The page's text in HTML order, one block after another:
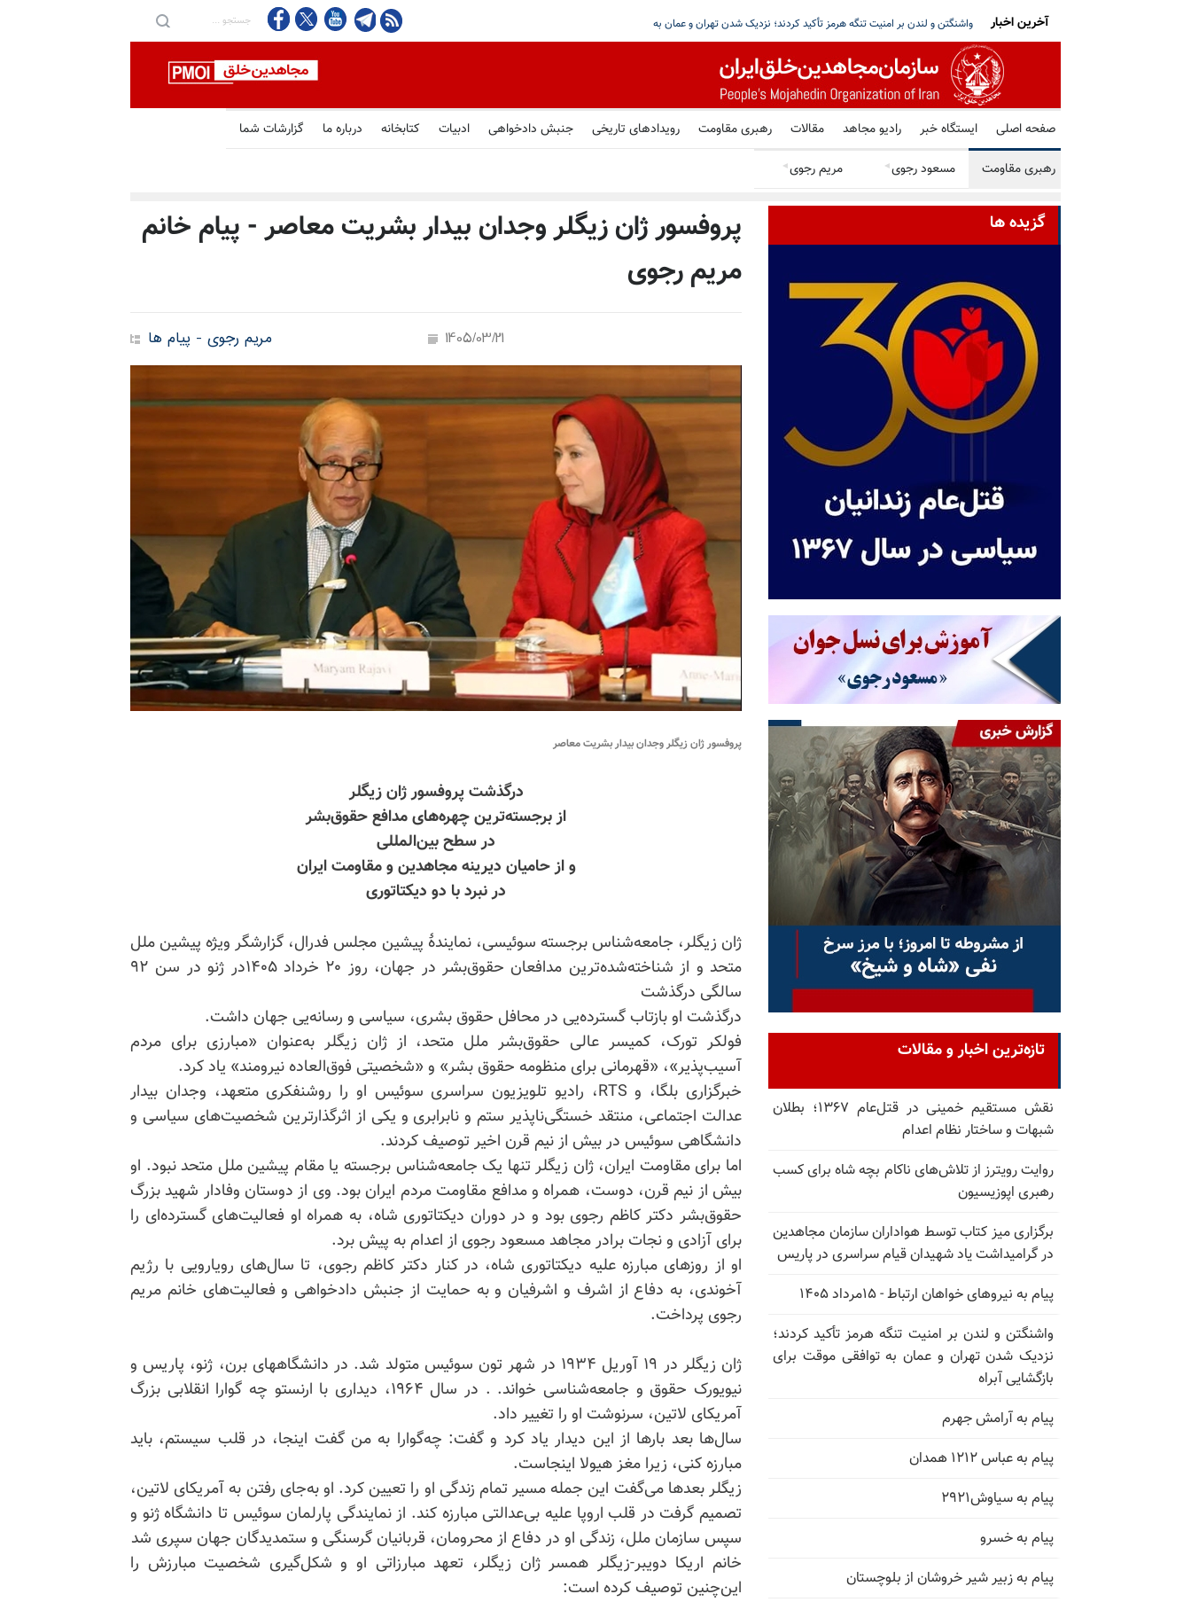
۱۴ میلیون و ۶۲۸ هزار و ۵۹۵ تلاش برای حمله سایبری علیه زیرساخت‌های اکو سیستم جابه‌جایی با زور و محرومیت‌های ضدانسانی
آخرین اخبار
صفحه اصلی ایستگاه خبر رادیو مجاهد مقالات رهبری مقاومت رویدادهای تاریخی جنبش دادخواهی ادبیات کتابخانه درباره ما گزارشات شما
رهبری مقاومت مسعود رجوی◄ مریم رجوی◄
پروفسور ژان زیگلر وجدان بیدار بشریت معاصر - پیام خانم
مریم رجوی
مریم رجوی - پیام ها 1405/03/21
پروفسور ژان زیگلر وجدان بیدار بشریت معاصر
درگذشت پروفسور ژان زیگلر
از برجسته‌ترین چهره‌های مدافع حقوق‌بشر
در سطح بین‌المللی
و از حامیان دیرینه مجاهدین و مقاومت ایران
در نبرد با دو دیکتاتوری
ژان زیگلر، جامعه‌شناس برجسته سوئیسی، نمایندهٔ پیشین مجلس فدرال، گزارشگر ویژه پیشین ملل
متحد و از شناخته‌شده‌ترین مدافعان حقوق‌بشر در جهان، روز ۲۰ خرداد ۱۴۰۵در ژنو در سن ۹۲
سالگی درگذشت
درگذشت او بازتاب گسترده‌یی در محافل حقوق بشری، سیاسی و رسانه‌یی جهان داشت.
فولکر تورک، کمیسر عالی حقوق‌بشر ملل متحد، از ژان زیگلر به‌عنوان «مبارزی برای مردم
آسیب‌پذیر»، «قهرمانی برای منظومه حقوق بشر» و «شخصیتی فوق‌العاده نیرومند» یاد کرد.
خبرگزاری بلگا، و RTS، رادیو تلویزیون سراسری سوئیس او را روشنفکری متعهد، وجدان بیدار
عدالت اجتماعی، منتقد خستگی‌ناپذیر ستم و نابرابری و یکی از اثرگذارترین شخصیت‌های سیاسی و
دانشگاهی سوئیس در بیش از نیم قرن اخیر توصیف کردند.
اما برای مقاومت ایران، ژان زیگلر تنها یک جامعه‌شناس برجسته یا مقام پیشین ملل متحد نبود. او
بیش از نیم قرن، دوست، همراه و مدافع مقاومت مردم ایران بود. وی از دوستان وفادار شهید بزرگ
حقوق‌بشر دکتر کاظم رجوی بود و در دوران دیکتاتوری شاه، به همراه او فعالیت‌های گسترده‌ای را
برای آزادی و نجات برادر مجاهد مسعود رجوی از اعدام به پیش برد.
او از روزهای مبارزه علیه دیکتاتوری شاه، در کنار دکتر کاظم رجوی، تا سال‌های رویارویی با رژیم
آخوندی، به دفاع از اشرف و اشرفیان و به حمایت از جنبش دادخواهی و فعالیت‌های خانم مریم
رجوی پرداخت.
ژان زیگلر در ۱۹ آوریل ۱۹۳۴ در شهر تون سوئیس متولد شد. در دانشگاههای برن، ژنو، پاریس و
نیویورک حقوق و جامعه‌شناسی خواند. . در سال ۱۹۶۴، دیداری با ارنستو چه گوارا انقلابی بزرگ
آمریکای لاتین، سرنوشت او را تغییر داد.
سال‌ها بعد بارها از این دیدار یاد کرد و گفت: چه‌گوارا به من گفت اینجا، در قلب سیستم، باید
مبارزه کنی، زیرا مغز هیولا اینجاست.
زیگلر بعدها می‌گفت این جمله مسیر تمام زندگی او را تعیین کرد. او به‌جای رفتن به آمریکای لاتین،
تصمیم گرفت در قلب اروپا علیه بی‌عدالتی مبارزه کند. از نمایندگی پارلمان سوئیس تا دانشگاه ژنو و
سپس سازمان ملل، زندگی او در دفاع از محرومان، قربانیان گرسنگی و ستمدیدگان جهان سپری شد
خانم اریکا دویبر-زیگلر همسر ژان زیگلر، تعهد مبارزاتی او و شکل‌گیری شخصیت مبارزش را
این‌چنین توصیف کرده است:
گزیده ها
تازه‌ترین اخبار و مقالات
نقش مستقیم خمینی در قتل‌عام ۱۳۶۷؛ بطلان
شبهات و ساختار نظام اعدام
روایت رویترز از تلاش‌های ناکام بچه شاه برای کسب
رهبری اپوزیسیون
برگزاری میز کتاب توسط هواداران سازمان مجاهدین
در گرامیداشت یاد شهیدان قیام سراسری در پاریس
پیام به نیروهای خواهان ارتباط - ۱۵مرداد ۱۴۰۵
واشنگتن و لندن بر امنیت تنگه هرمز تأکید کردند؛
نزدیک شدن تهران و عمان به توافقی موقت برای
بازگشایی آبراه
پیام به آرامش جهرم
پیام به عباس ۱۲۱۲ همدان
پیام به سیاوش۲۹۲۱
پیام به خسرو
پیام به زبیر شیر خروشان از بلوچستان